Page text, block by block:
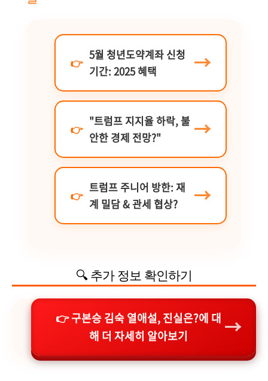
5월 청년도약계좌 신청
기간: 2025 혜택
"트럼프 지지율 하락, 불
안한 경제 전망?"
트럼프 주니어 방한: 재
계 밀담 & 관세 협상?
🔍 추가 정보 확인하기
👉 구본승 김숙 열애설, 진실은?에 대
해 더 자세히 알아보기
→